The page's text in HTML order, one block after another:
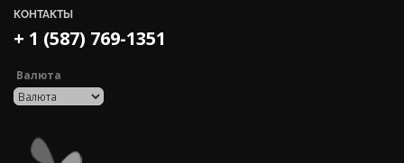
КОНТАКТЫ
+ 1 (587) 769-1351
Валюта